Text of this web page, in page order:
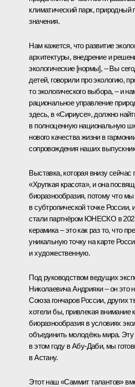
климатический парк, природный
значения.
Нам кажется, что развитие
архитектуры, внедрение и
экологические [нормы], – Вы
детей, говорили про экологию,
то экологического выбора, – и
рациональное управление
здесь, в «Сириусе», должно
в полноценную национальную
нового качества жизни в
сопровождения наших
Выставка, которая внизу
«Хрупкая красота», и она
биоразнообразия, потому что
в субтропической точке
стали партнёром ЮНЕСКО в
керамика – это как раз то, что
уникальную точку на карте
и художественную.
Под руководством ведущих
Николаевича Андрияки – он это
Союза гончаров России, других
хотели бы, привлекая внимание
биоразнообразия в условиях
объединить молодёжь мира.
в этом году в Абу-Даби, мы
в Астану.
Этот наш «Саммит талантов»